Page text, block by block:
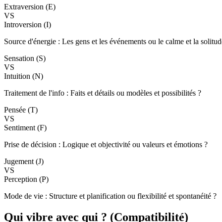
Extraversion (E)
VS
Introversion (I)
Source d'énergie : Les gens et les événements ou le calme et la
Sensation (S)
VS
Intuition (N)
Traitement de l'info : Faits et détails ou modèles et possibilités ?
Pensée (T)
VS
Sentiment (F)
Prise de décision : Logique et objectivité ou valeurs et émotions ?
Jugement (J)
VS
Perception (P)
Mode de vie : Structure et planification ou flexibilité et spontanéité ?
Qui vibre avec qui ? (Compatibilité)